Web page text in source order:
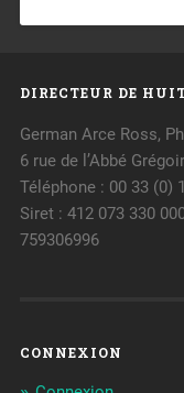
DIRECTEUR DE
German Arce Ross,
6 rue de l’Abbé
Téléphone : 00 33 (0)
Siret : 412
759306996
CONNEXION